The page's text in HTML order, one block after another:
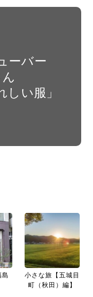
ーバー
しい服」
小さな旅【五城目
町（秋田）編】